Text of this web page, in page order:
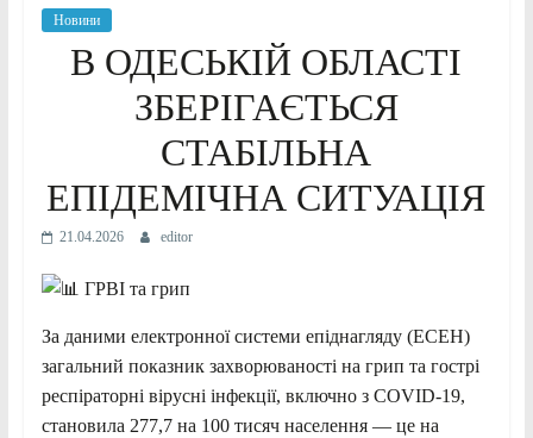
Новини
В ОДЕСЬКІЙ ОБЛАСТІ
ЗБЕРІГАЄТЬСЯ
СТАБІЛЬНА
ЕПІДЕМІЧНА СИТУАЦІЯ
21.04.2026 editor
ГРВІ та грип
За даними електронної системи епіднагляду (ЕСЕН)
загальний показник захворюваності на грип та гострі
респіраторні вірусні інфекції, включно з COVID-19,
становила 277,7 на 100 тисяч населення — це на